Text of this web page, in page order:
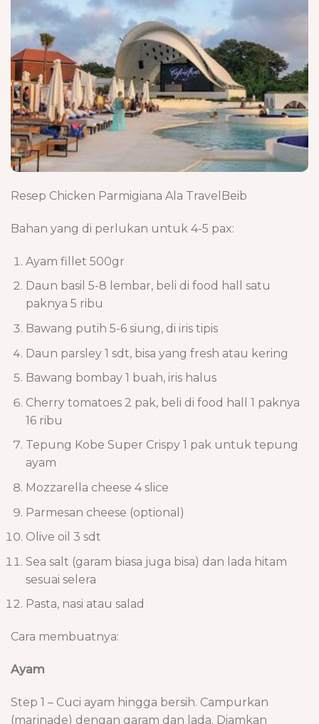
Resep Chicken Parmigiana Ala TravelBeib
Bahan yang di perlukan untuk 4-5 pax:
Ayam fillet 500gr
Daun basil 5-8 lembar, beli di food hall satu
paknya 5 ribu
Bawang putih 5-6 siung, di iris tipis
Daun parsley 1 sdt, bisa yang fresh atau kering
Bawang bombay 1 buah, iris halus
Cherry tomatoes 2 pak, beli di food hall 1 paknya
16 ribu
Tepung Kobe Super Crispy 1 pak untuk tepung
ayam
Mozzarella cheese 4 slice
Parmesan cheese (optional)
Olive oil 3 sdt
Sea salt (garam biasa juga bisa) dan lada hitam
sesuai selera
Pasta, nasi atau salad
Cara membuatnya:
Ayam
Step 1 – Cuci ayam hingga bersih. Campurkan
(marinade) dengan garam dan lada. Diamkan